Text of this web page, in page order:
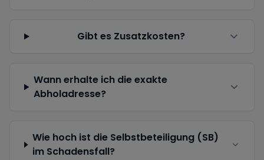
Gibt es Zusatzkosten?
Wann erhalte ich die exakte
Abholadresse?
Wie hoch ist die Selbstbeteiligung (SB)
im Schadensfall?